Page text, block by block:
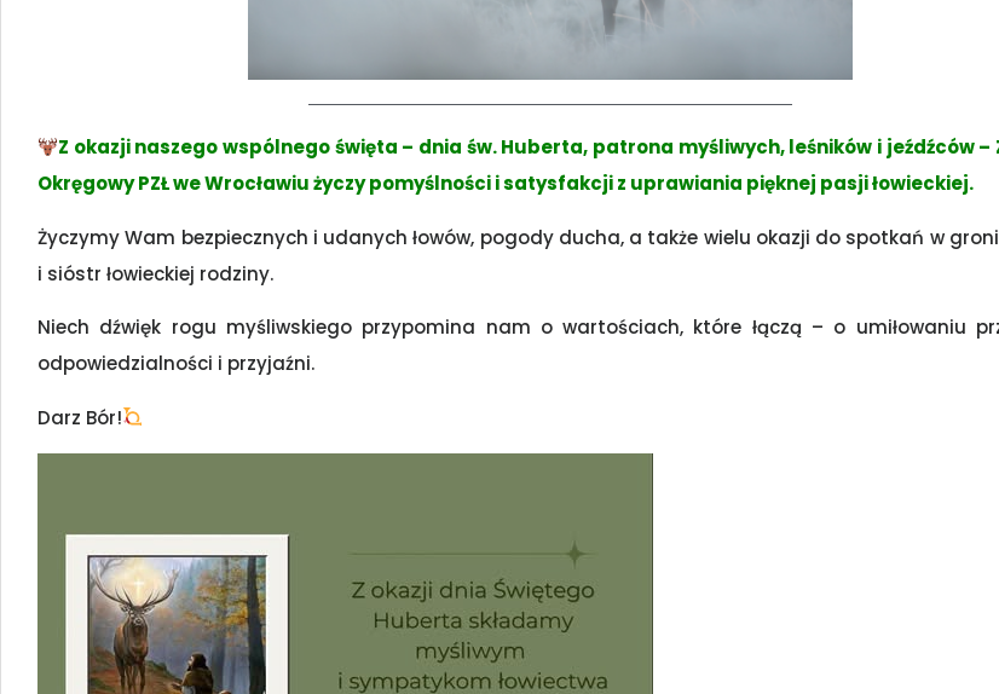
Z okazji naszego wspólnego święta – dnia św. Huberta, patrona myśliwych, leśników i jeźdźców –
Okręgowy PZŁ we Wrocławiu życzy pomyślności i satysfakcji z uprawiania pięknej pasji łowieckiej.
Życzymy Wam bezpiecznych i udanych łowów, pogody ducha, a także wielu okazji do spotkań w
i sióstr łowieckiej rodziny.
Niech dźwięk rogu myśliwskiego przypomina nam o wartościach, które łączą – o umiłowaniu
odpowiedzialności i przyjaźni.
Darz Bór!